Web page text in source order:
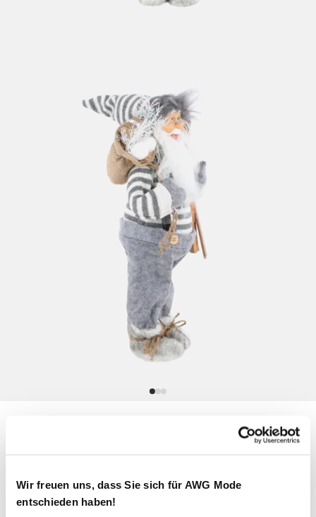
Wir freuen uns, dass Sie sich für AWG Mode
entschieden haben!
Weihnachtsmann stehend
14,99 €
Ursprünglicher Preis:29,99 €